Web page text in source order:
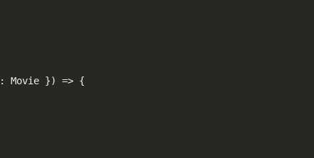
: Movie }) => {